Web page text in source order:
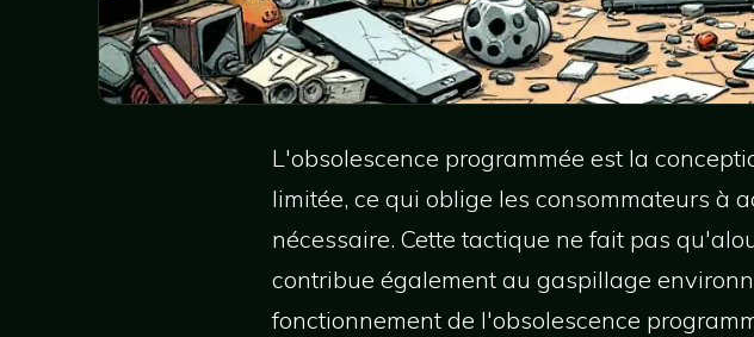
L'obsolescence programmée est la
limitée, ce qui oblige les consommateurs à
nécessaire. Cette tactique ne fait pas
contribue également au gaspillage
fonctionnement de l'obsolescence